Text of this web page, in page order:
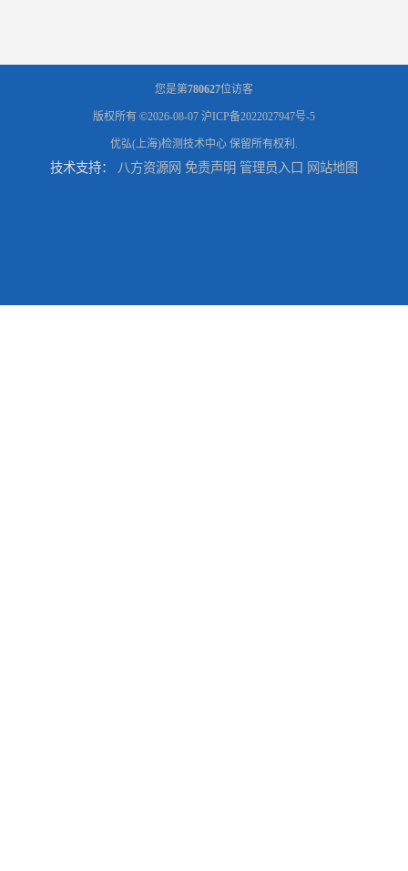
您是第780627位访客
版权所有 ©2026-08-07 沪ICP备2022027947号-5
优弘(上海)检测技术中心 保留所有权利.
技术支持： 八方资源网 免责声明 管理员入口 网站地图